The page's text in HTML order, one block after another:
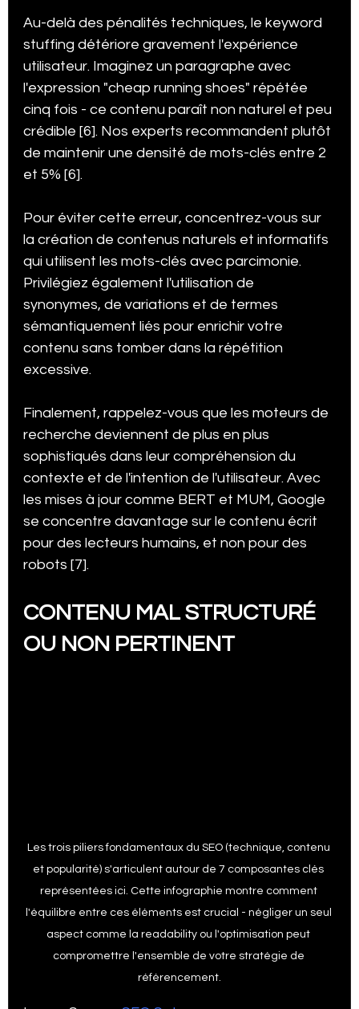
Au-delà des pénalités techniques, le keyword
stuffing détériore gravement l'expérience
utilisateur. Imaginez un paragraphe avec
l'expression "cheap running shoes" répétée
cinq fois - ce contenu paraît non naturel et peu
crédible [6]. Nos experts recommandent plutôt
de maintenir une densité de mots-clés entre 2
et 5% [6].
Pour éviter cette erreur, concentrez-vous sur
la création de contenus naturels et informatifs
qui utilisent les mots-clés avec parcimonie.
Privilégiez également l'utilisation de
synonymes, de variations et de termes
sémantiquement liés pour enrichir votre
contenu sans tomber dans la répétition
excessive.
Finalement, rappelez-vous que les moteurs de
recherche deviennent de plus en plus
sophistiqués dans leur compréhension du
contexte et de l'intention de l'utilisateur. Avec
les mises à jour comme BERT et MUM, Google
se concentre davantage sur le contenu écrit
pour des lecteurs humains, et non pour des
robots [7].
CONTENU MAL STRUCTURÉ
OU NON PERTINENT
Les trois piliers fondamentaux du SEO (technique, contenu
et popularité) s'articulent autour de 7 composantes clés
représentées ici. Cette infographie montre comment
l'équilibre entre ces éléments est crucial - négliger un seul
aspect comme la readability ou l'optimisation peut
compromettre l'ensemble de votre stratégie de
référencement.